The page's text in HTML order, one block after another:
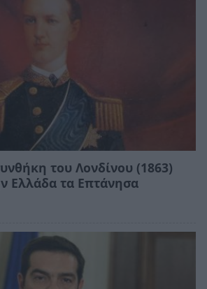
του Λονδίνου (1863)
Ελλάδα τα Επτάνησα